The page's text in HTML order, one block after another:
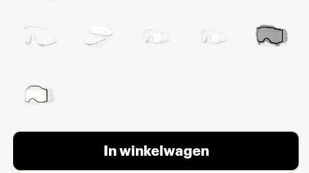
In winkelwagen